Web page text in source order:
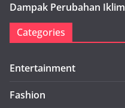
Dampak Perubahan Iklim
Categories
Entertainment
Fashion